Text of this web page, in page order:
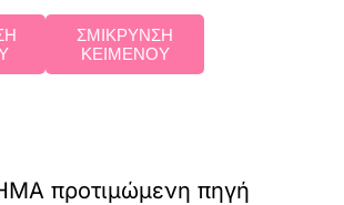
ΣΜΙΚΡΥΝΣΗ
ΚΕΙΜΕΝΟΥ
προτιμώμενη πηγή